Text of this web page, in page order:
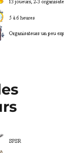
Silence on meurt »